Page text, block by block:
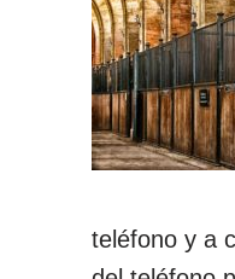
teléfono y a